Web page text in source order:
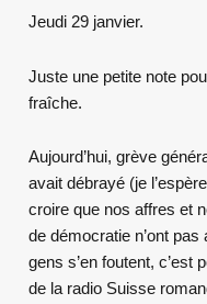
Jeudi 29 janvier.
Juste une petite note
fraîche.
Aujourd’hui, grève
avait débrayé (je
croire que nos affres et
de démocratie n’ont
gens s’en foutent, c’est
de la radio Suisse